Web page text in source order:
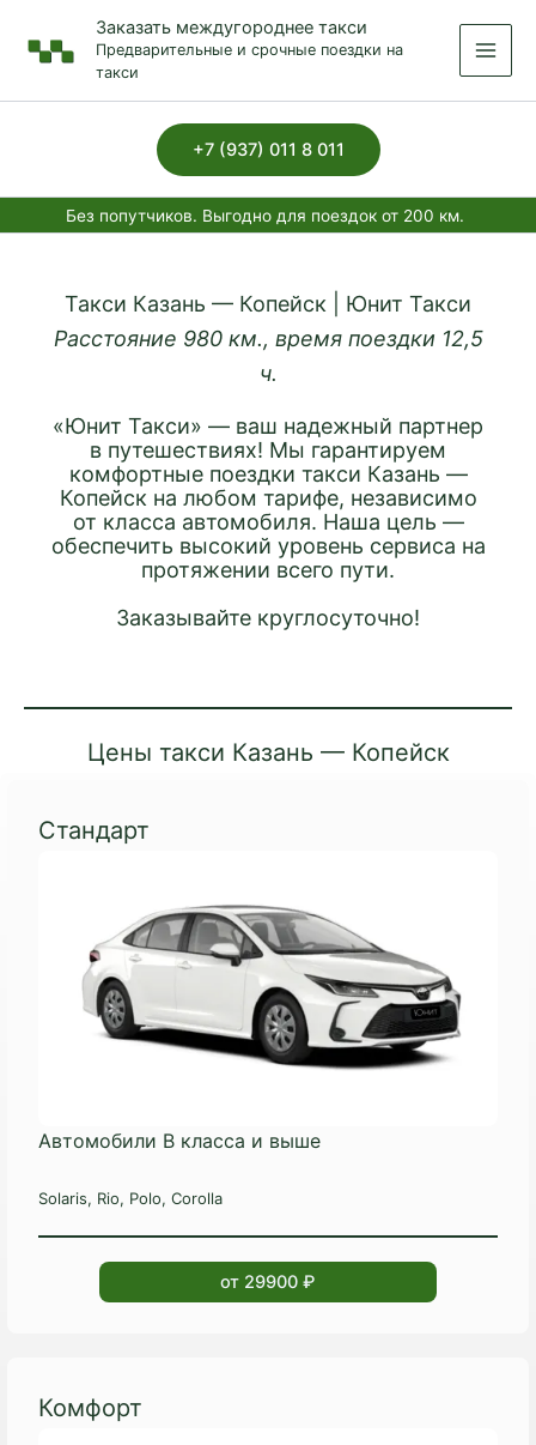
содержимому
Заказать междугороднее такси
Предварительные и срочные поездки на
такси
+7 (937) 011 8 011
Без попутчиков. Выгодно для поездок от 200 км.
Такси Казань — Копейск | Юнит Такси
Расстояние 980 км., время поездки 12,5
ч.
«Юнит Такси» — ваш надежный партнер
в путешествиях! Мы гарантируем
комфортные поездки такси Казань —
Копейск на любом тарифе, независимо
от класса автомобиля. Наша цель —
обеспечить высокий уровень сервиса на
протяжении всего пути.
Заказывайте круглосуточно!
Цены такси Казань — Копейск
Стандарт
Автомобили B класса и выше
Solaris, Rio, Polo, Corolla
от 29900 ₽
Комфорт